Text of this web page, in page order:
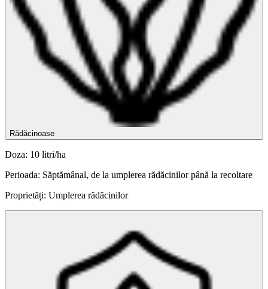
Rădăcinoase
Doza: 10 litri/ha
Perioada: Săptămânal, de la umplerea rădăcinilor până la recoltare
Proprietăți: Umplerea rădăcinilor